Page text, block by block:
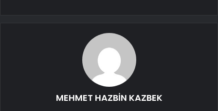
MEHMET HAZBİN KAZBEK